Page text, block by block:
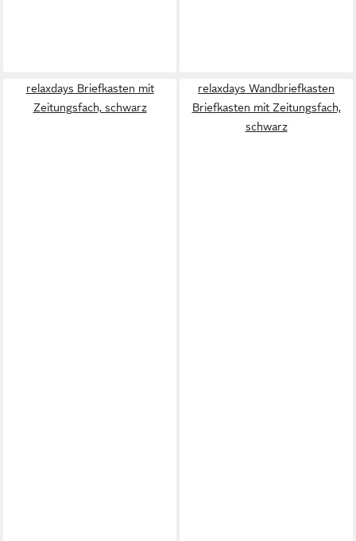
relaxdays Briefkasten mit
Zeitungsfach, schwarz
relaxdays Wandbriefkasten
Briefkasten mit Zeitungsfach,
schwarz